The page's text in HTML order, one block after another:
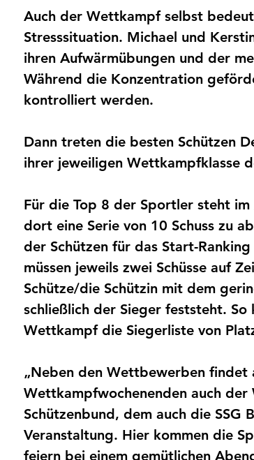
Auch der Wettkampf selbst
Stresssituation. Michael und
ihren Aufwärmübungen und der
Während die Konzentration
kontrolliert werden.
Dann treten die besten Schützen
ihrer jeweiligen Wettkampfklasse
Für die Top 8 der Sportler steht im
dort eine Serie von 10 Schuss zu
der Schützen für das Start-
müssen jeweils zwei Schüsse auf
Schütze/die Schützin mit dem
schließlich der Sieger feststeht. So
Wettkampf die Siegerliste von
„Neben den Wettbewerben findet
Wettkampfwochenenden auch
Schützenbund, dem auch die
Veranstaltung. Hier kommen die
feiern bei einem gemütlichen